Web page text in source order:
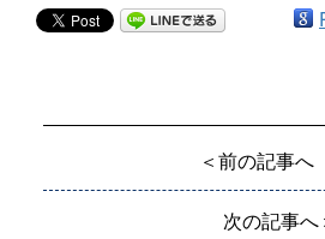
＜前の記事へ
次の記事へ